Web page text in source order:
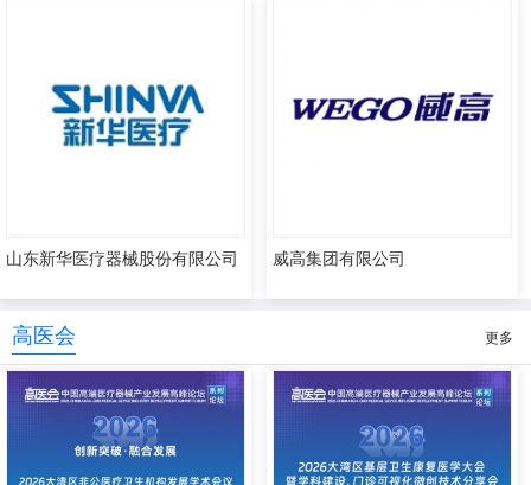
山东新华医疗器械股份有限公司 威高集团有限公司
高医会 更多